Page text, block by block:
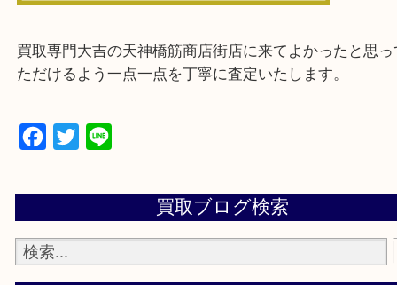
※ご来店前に確認しておきたい！という方は
Q&Aページをご覧いただくか店舗までご連絡をくだ